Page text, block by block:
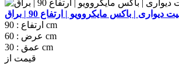
دیواری | باکس مایکروویو | ارتفاع 90 | براق
ارتفاع : 90 cm
عرض : 60 cm
عمق : 30 cm
قیمت از